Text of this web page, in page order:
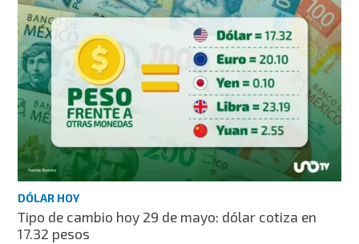
DÓLAR HOY
Tipo de cambio hoy 29 de mayo: dólar cotiza en
17.32 pesos